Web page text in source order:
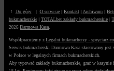
↑ Do góry | O serwisie | Kontakt | Archiwum |
bukmacherskie | TOTALbet zakłady bukmacherskie |
2026 Darmowa Kasa
Współpracujemy z Legalni bukmacherzy -
Serwis bukmacherski Darmowa Kasa skierowany jest
w Polsce w legalnych firmach bukmacherskich.
Aby typować zakłady bukmacherskie, grać w